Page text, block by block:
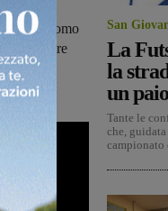
nel promo
avere
e
San
La
la
un
Tante le
che,
campionato